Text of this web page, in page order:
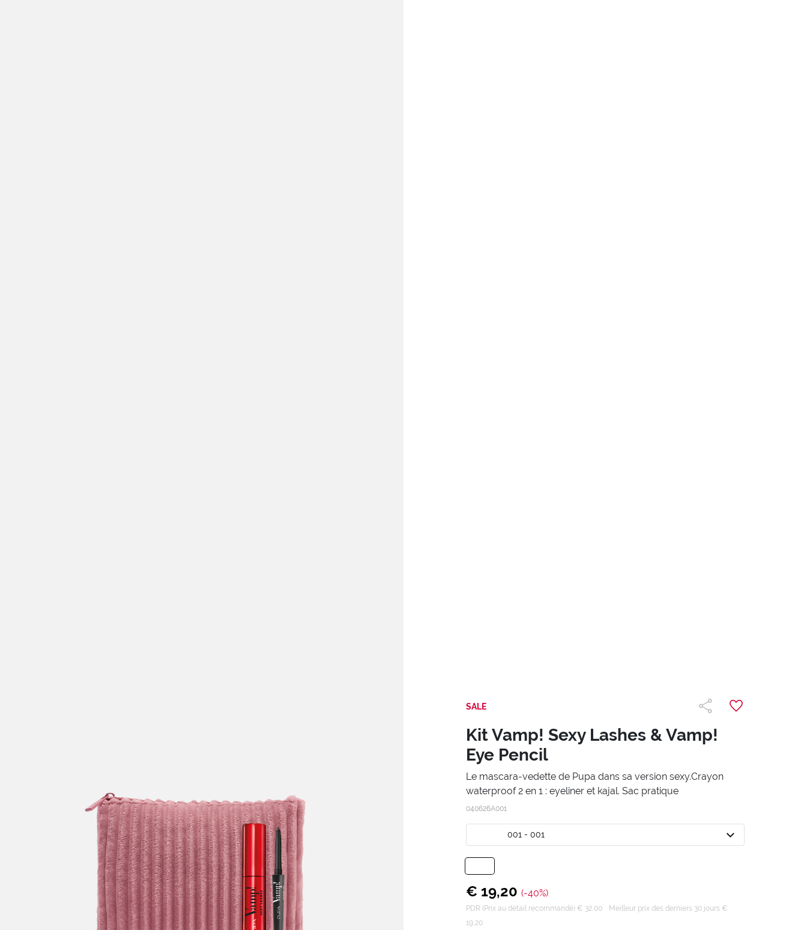
SALE
Kit Vamp! Sexy Lashes & Vamp!
Eye Pencil
Le mascara-vedette de Pupa dans sa version sexy.Crayon
waterproof 2 en 1 : eyeliner et kajal. Sac pratique
040626A001
001 - 001
€ 19,20 (-40%)
PDR (Prix au détail recommandé) € 32,00
Meilleur prix des derniers 30 jours €
19,20